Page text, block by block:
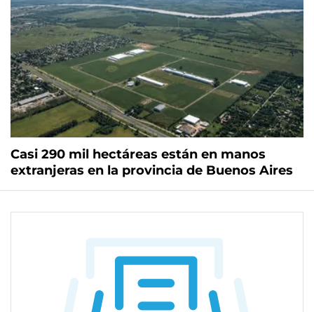
Casi 290 mil hectáreas están en manos
extranjeras en la provincia de Buenos Aires